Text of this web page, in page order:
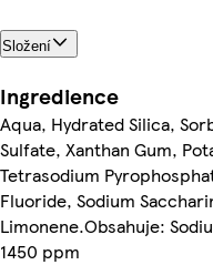
Složení
Ingredience
Aqua, Hydrated Silica,
Sulfate, Xanthan Gum,
Tetrasodium
Fluoride, Sodium
Limonene.Obsahuje:
1450 ppm